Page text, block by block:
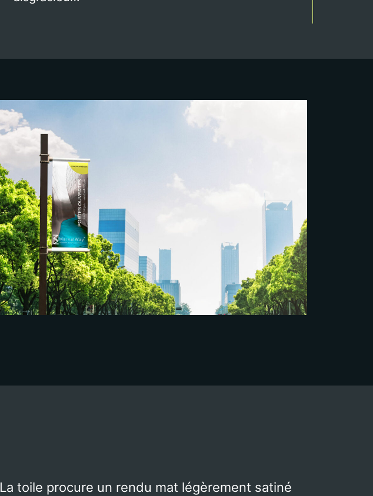
La toile procure un rendu mat légèrement satiné